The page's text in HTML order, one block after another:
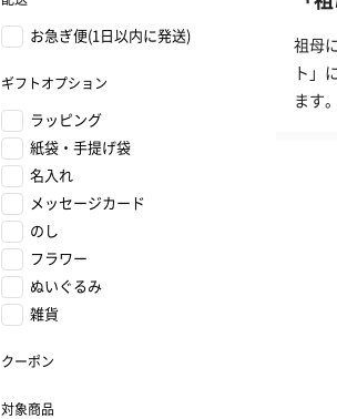
お急ぎ便(1日以内に発送)
ギフトオプション
ラッピング
紙袋・手提げ袋
名入れ
メッセージカード
のし
フラワー
ぬいぐるみ
雑貨
クーポン
対象商品
祖母
ト」
ます。